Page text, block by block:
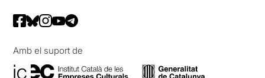
Amb el suport de